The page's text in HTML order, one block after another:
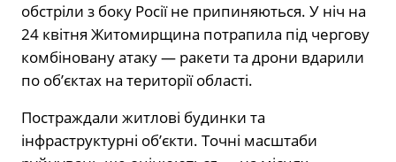
обстріли з боку Росії не припиняються. У ніч на
24 квітня Житомирщина потрапила під чергову
комбіновану атаку — ракети та дрони вдарили
по об’єктах на території області.
Постраждали житлові будинки та
інфраструктурні об’єкти. Точні масштаби